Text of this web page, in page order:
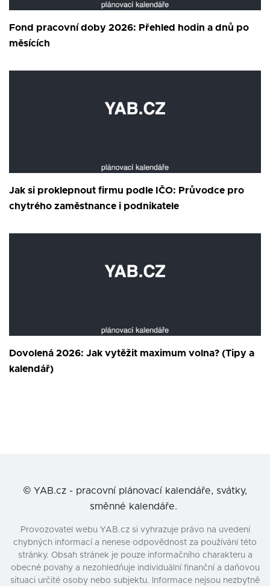
Fond pracovní doby 2026: Přehled hodin a dnů po
měsících
Jak si proklepnout firmu podle IČO: Průvodce pro
chytrého zaměstnance i podnikatele
Dovolená 2026: Jak vytěžit maximum volna? (Tipy a
kalendář)
© YAB.cz - pracovní plánovací kalendáře, svátky,
směnné kalendáře.
Provozovatel webu YAB.cz si vyhrazuje právo na uvedení
chybných informací a nenese odpovědnost za používání této
stránky. Obsah stránek je pouze informačního charakteru a
obecné povahy a nezohledňuje individuální finanční a daňovou
situaci určité osoby nebo subjektu. Informace nejsou nezbytně